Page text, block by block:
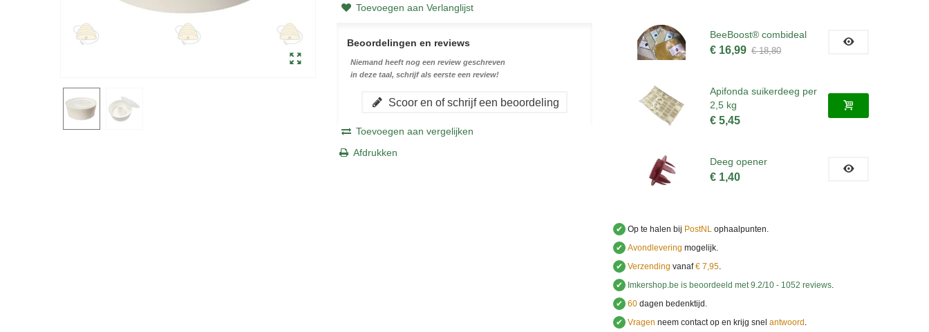
Toevoegen aan Verlanglijst
Beoordelingen en reviews
Niemand heeft nog een review geschreven
in deze taal, schrijf als eerste een review!
Scoor en of schrijf een beoordeling
Toevoegen aan vergelijken
Afdrukken
BeeBoost® combideal
€ 16,99 € 18,80
Apifonda suikerdeeg per
2,5 kg
€ 5,45
Deeg opener
€ 1,40
✔ Op te halen bij PostNLophaalpunten.
✔ Avondlevering mogelijk.
✔ Verzending vanaf€ 7,95.
✔
Imkershop.be is beoordeeld met9.2/10 -1052 reviews.
✔ 60dagen bedenktijd.
✔ Vragen neem contact op en krijg snel antwoord ..